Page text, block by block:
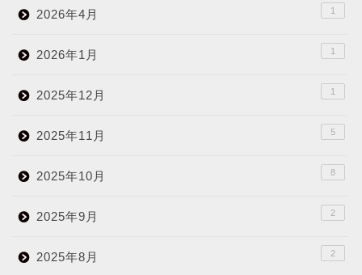
2026年4月 1
2026年1月 1
2025年12月 1
2025年11月 5
2025年10月 8
2025年9月 2
2025年8月 2